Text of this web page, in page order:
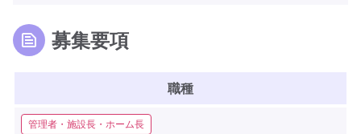
募集要項
職種
管理者・施設長・ホーム長